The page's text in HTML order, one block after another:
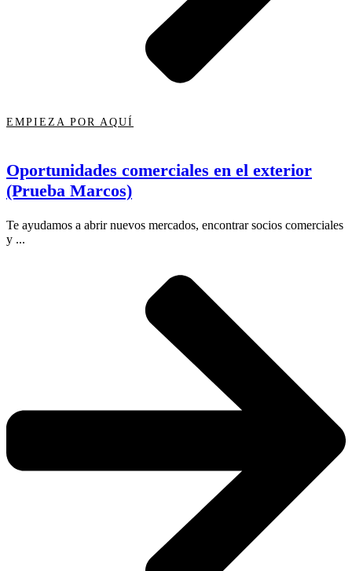
EMPIEZA POR AQUÍ
Oportunidades comerciales en el exterior
(Prueba Marcos)
Te ayudamos a abrir nuevos mercados, encontrar socios comerciales
y ...